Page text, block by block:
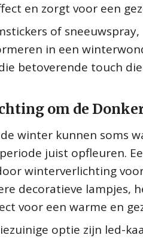
en zorgt voor een
of
in een
betoverende touch
om de
winter kunnen soms
juist opfleuren.
winterverlichting
decoratieve lampjes,
voor een warme en
optie zijn led-